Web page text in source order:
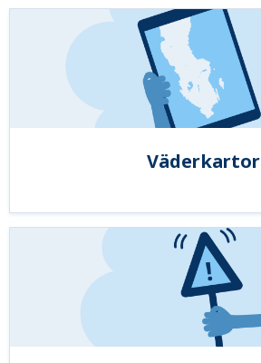
Väderkartor